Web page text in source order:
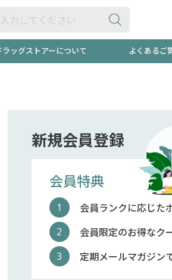
オトナ向け
中！！ 当店
ラッグストアーについて よくあるご
新規会員登録
会員特典
会員ランクに応じた
会員限定のお得なク
定期メールマガジン